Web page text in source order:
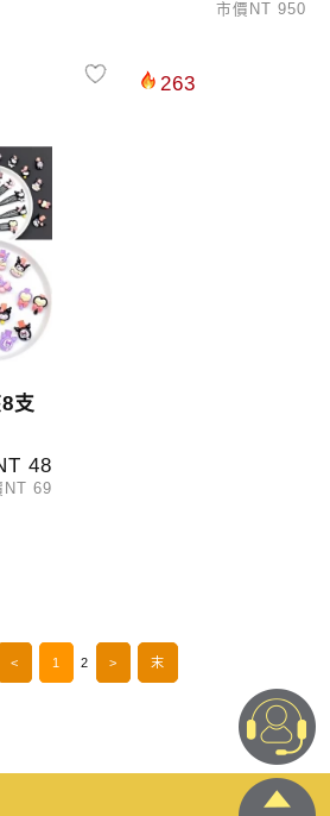
市價NT 950
263
支
48
NT 69
< 1 2 > 末